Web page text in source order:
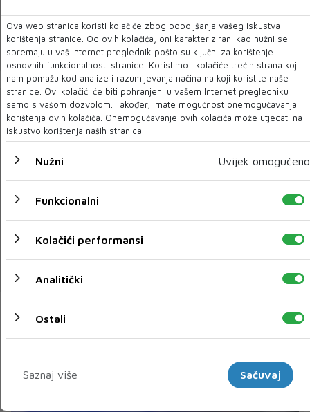
Zrinjski: Žižović na Cipar nije poveo Tičinovića i Stojkića
23 RUJ 2020
MARCA: Barcelona je krenula po Edina Džeku
NAJNOVIJE NAJČITANIJE
Ova web stranica koristi kolačiće zbog poboljšanja vašeg iskustva
korištenja stranice. Od ovih kolačića, oni karakterizirani kao nužni se
spremaju u vaš Internet preglednik pošto su ključni za korištenje
osnovnih funkcionalnosti stranice. Koristimo i kolačiće trećih strana koji
nam pomažu kod analize i razumijevanja načina na koji koristite naše
stranice. Ovi kolačići će biti pohranjeni u vašem Internet pregledniku
samo s vašom dozvolom. Također, imate mogućnost onemogućavanja
korištenja ovih kolačića. Onemogućavanje ovih kolačića može utjecati na
iskustvo korištenja naših stranica.
Nužni Uvijek omogućeno
Funkcionalni
Kolačići performansi
Analitički
Ostali
Saznaj više
Sačuvaj